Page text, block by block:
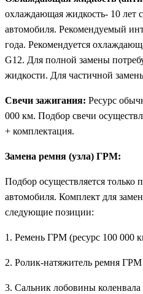
охлаждающая жидкость- 10 лет
автомобиля. Рекомендуемый
года. Рекомендуется
G12. Для полной замены
жидкости. Для частичной
Свечи зажигания: Ресурс
000 км. Подбор свечи
+ комплектация.
Замена ремня (узла) ГРМ:
Подбор осуществляется только
автомобиля. Комплект для
следующие позиции:
1. Ремень ГРМ (ресурс 100 000
2. Ролик-натяжитель ремня ГРМ
3. Сальник лобовины коленвала